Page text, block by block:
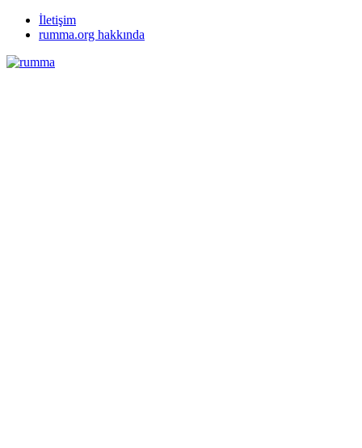
İletişim
rumma.org hakkında